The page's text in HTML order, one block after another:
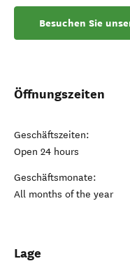
Besuchen Sie
Öffnungszeiten
Geschäftszeiten:
Open 24 hours
Geschäftsmonate:
All months of the year
Lage